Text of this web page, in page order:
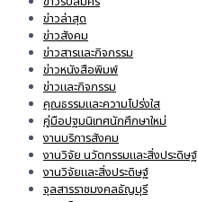
ข่าวล่าสุด
ข่าวสังคม
ข่าวสารและกิจกรรม
ข่าวหนังสือพิมพ์
ข่าวและกิจกรรม
คุณธรรมและความโปร่งใส
คู่มือปฐมนิเทศนักศึกษาใหม่
งานบริการสังคม
งานวิจัย นวัตกรรมและสิ่งประดิษฐ์
งานวิจัยและสิ่งประดิษฐ์
จุลสารราชมงคลธัญบุรี